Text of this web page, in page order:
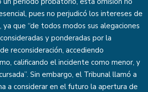
pues no perjudicó los intereses de
que “de todos modos sus alegaciones
y ponderadas por la
reconsideración, accediendo
calificando el incidente como menor, y
Sin embargo, el Tribunal llamó a
a considerar en el futuro la apertura de